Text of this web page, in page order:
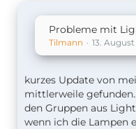
Probleme mit
Tilmann 13. August
kurzes Update von
mittlerweile
den Gruppen aus
wenn ich die Lampen